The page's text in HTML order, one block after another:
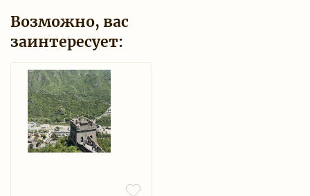
Возможно, вас
заинтересует: